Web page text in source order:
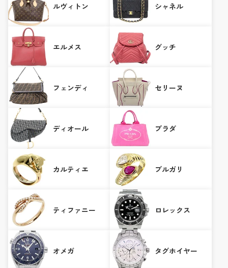
ルヴィトン シャネル
エルメス グッチ
フェンディ セリーヌ
ディオール プラダ
カルティエ ブルガリ
ティファニー ロレックス
オメガ タグホイヤー